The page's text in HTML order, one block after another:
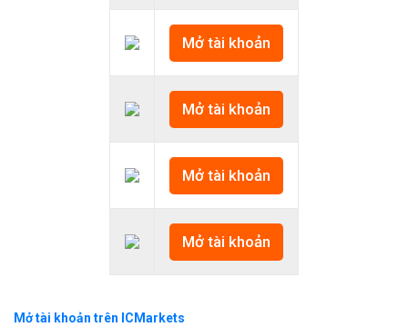
Mở tài khoản
Mở tài khoản
Mở tài khoản
Mở tài khoản
Mở tài khoản trên ICMarkets